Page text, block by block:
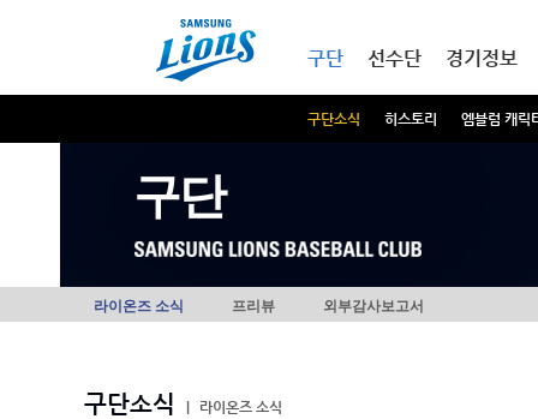
구단
구단소식 히스토리 엠블럼 캐릭
선수단 경기정보
구단
라이온즈 소식 프리뷰 외부감사보고서
구단소식
라이온즈 소식